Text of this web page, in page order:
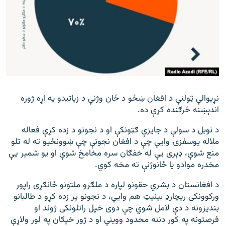
نړیوالې ټولنې د افغان ښځو د ځان وژنې د زیاتیدو په اړه ژوره
اندېښنه څرګنده کړې ده.
د نوبل د سولې د جایزې ګټونکې او د نجونو د زده کړې فعاله
ملاله یوسفزۍ وايي چېد افغان نجونې چې ښوونځیو ته له تلو
منع شوې، ډېری یې له خفګان سره مخامخ شوې او یو شمېر یې
مخدره موادو یا ځانوژنې ته مخه کوي.
د افغانستان د بشري حقونو لپاره د ملګرو ملتونو ځانګړی راپور
ورکوونکی ریچارډ بینيټ هم وايي، د نجونو پر زده کړو د طالبانو
بندیزونه د دې لامل شوي چې دوی خپل راتلونکی ژوند او
فرصتونه په کور دننه محدود وویني او د ژور خپګان په لور ولاړې